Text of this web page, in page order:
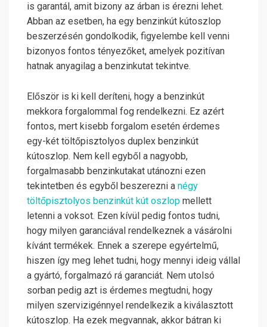
is garantál, amit bizony az árban is érezni lehet.
Abban az esetben, ha egy benzinkút kútoszlop
beszerzésén gondolkodik, figyelembe kell venni
bizonyos fontos tényezőket, amelyek pozitívan
hatnak anyagilag a benzinkutat tekintve.
Először is ki kell deríteni, hogy a benzinkút
mekkora forgalommal fog rendelkezni. Ez azért
fontos, mert kisebb forgalom esetén érdemes
egy-két töltőpisztolyos duplex benzinkút
kútoszlop. Nem kell egyből a nagyobb,
forgalmasabb benzinkutakat utánozni ezen
tekintetben és egyből beszerezni a négy
töltőpisztolyos benzinkút kút oszlop mellett
letenni a voksot. Ezen kívül pedig fontos tudni,
hogy milyen garanciával rendelkeznek a vásárolni
kívánt termékek. Ennek a szerepe egyértelmű,
hiszen így meg lehet tudni, hogy mennyi ideig vállal
a gyártó, forgalmazó rá garanciát. Nem utolsó
sorban pedig azt is érdemes megtudni, hogy
milyen szervizigénnyel rendelkezik a kiválasztott
kútoszlop. Ha ezek megvannak, akkor bátran ki